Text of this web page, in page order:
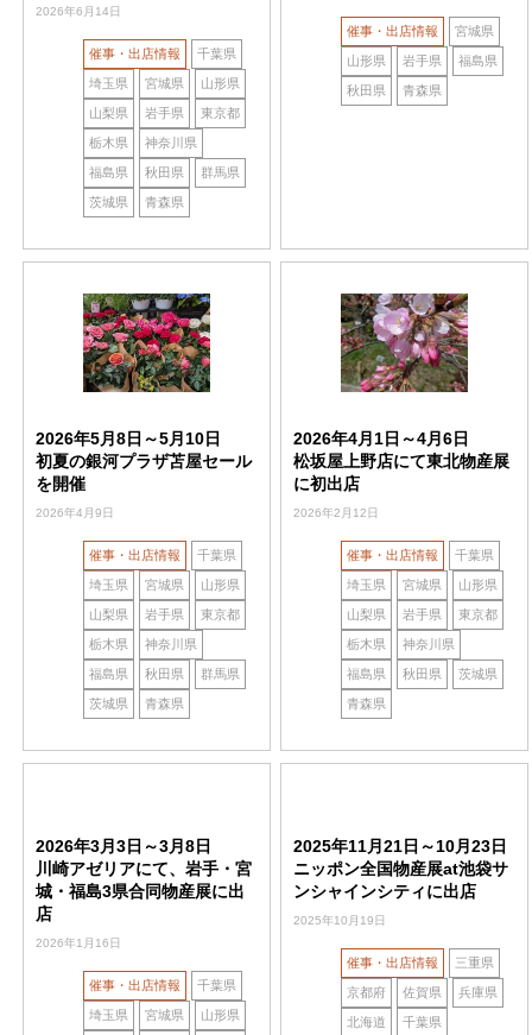
2026年6月14日
催事・出店情報 千葉県
埼玉県 宮城県 山形県
山梨県 岩手県 東京都
栃木県 神奈川県
福島県 秋田県 群馬県
茨城県 青森県
催事・出店情報 宮城県
山形県 岩手県 福島県
秋田県 青森県
2026年5月8日～5月10日
初夏の銀河プラザ苫屋セール
を開催
2026年4月9日
催事・出店情報 千葉県
埼玉県 宮城県 山形県
山梨県 岩手県 東京都
栃木県 神奈川県
福島県 秋田県 群馬県
茨城県 青森県
2026年4月1日～4月6日
松坂屋上野店にて東北物産展
に初出店
2026年2月12日
催事・出店情報 千葉県
埼玉県 宮城県 山形県
山梨県 岩手県 東京都
栃木県 神奈川県
福島県 秋田県 茨城県
青森県
2026年3月3日～3月8日
川崎アゼリアにて、岩手・宮
城・福島3県合同物産展に出
店
2026年1月16日
催事・出店情報 千葉県
埼玉県 宮城県 山形県
2025年11月21日～10月23日
ニッポン全国物産展at池袋サ
ンシャインシティに出店
2025年10月19日
催事・出店情報 三重県
京都府 佐賀県 兵庫県
北海道 千葉県